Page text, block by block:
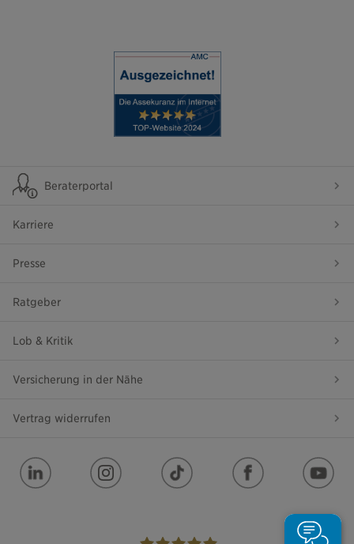
Beraterportal
Karriere
Presse
Ratgeber
Lob & Kritik
Versicherung in der Nähe
Vertrag widerrufen